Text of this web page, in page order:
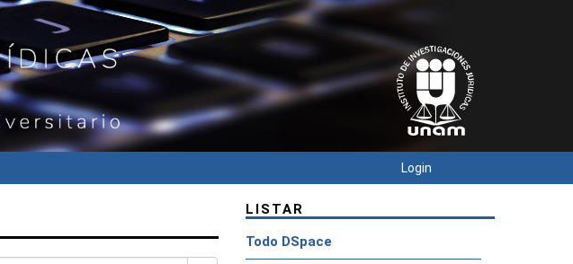
Login
LISTAR
Todo DSpace